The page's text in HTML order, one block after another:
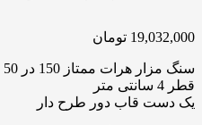
19,032,000 تومان
سنگ مزار هرات ممتاز 150 در 50
قطر 4 سانتی متر
یک دست قاب دور طرح دار